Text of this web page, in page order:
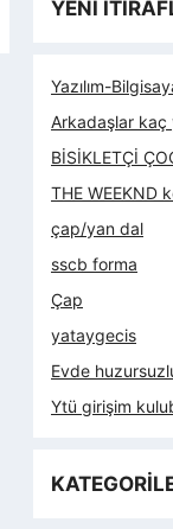
YENİ
Yazılım-
Arkadaşlar kaç
BİSİKLETÇİ
THE WEEKND
çap/yan dal
sscb forma
Çap
yataygecis
Evde
Ytü girişim